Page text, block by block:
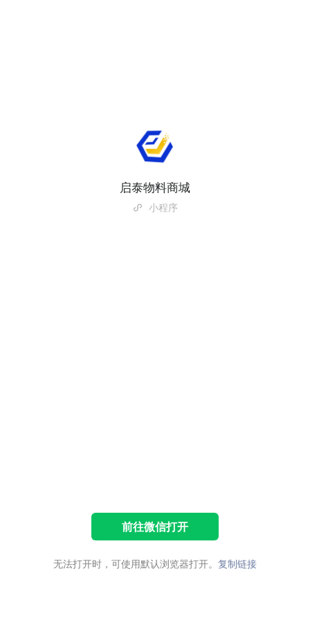
启泰物料商城
小程序
前往微信打开
无法打开时，可使用默认浏览器打开。 复制链接